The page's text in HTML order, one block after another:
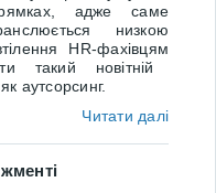
, адже саме
низкою
HR-фахівцям
такий новітній
аутсорсинг.
Читати далі